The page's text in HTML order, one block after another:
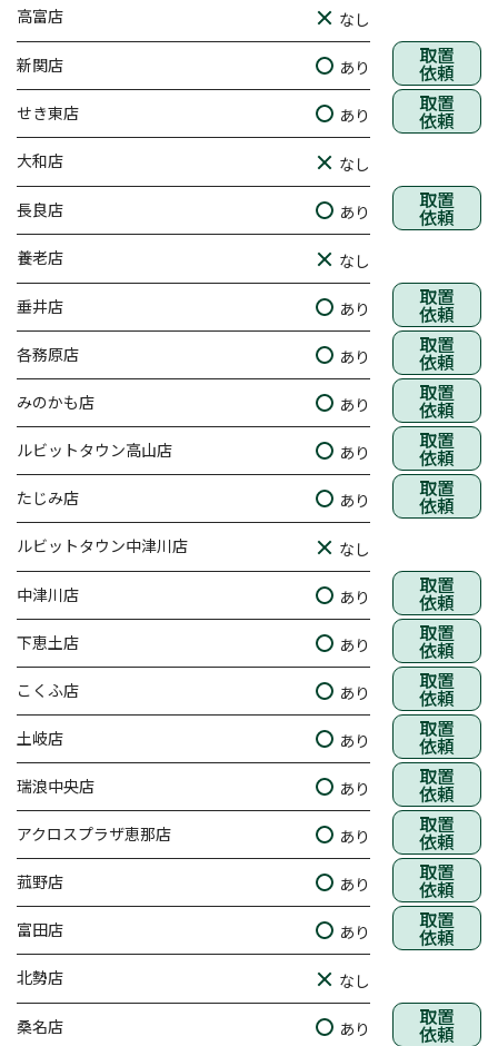
高富店 なし
新関店 あり 取置
依頼
せき東店 あり 取置
依頼
大和店 なし
長良店 あり 取置
依頼
養老店 なし
垂井店 あり 取置
依頼
各務原店 あり 取置
依頼
みのかも店 あり 取置
依頼
ルビットタウン高山店 あり 取置
依頼
たじみ店 あり 取置
依頼
ルビットタウン中津川店 なし
中津川店 あり 取置
依頼
下恵土店 あり 取置
依頼
こくふ店 あり 取置
依頼
土岐店 あり 取置
依頼
瑞浪中央店 あり 取置
依頼
アクロスプラザ恵那店 あり 取置
依頼
菰野店 あり 取置
依頼
富田店 あり 取置
依頼
北勢店 なし
桑名店 あり 取置
依頼